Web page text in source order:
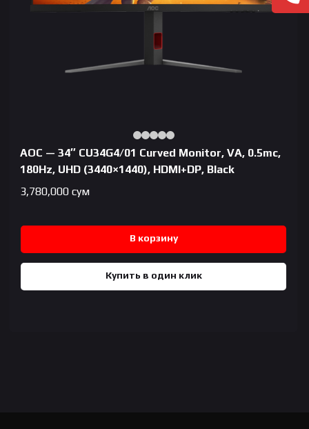
AOC — 34″ CU34G4/01 Curved Monitor, VA, 0.5mc,
180Hz, UHD (3440×1440), HDMI+DP, Black
3,780,000 сум
В корзину
Купить в один клик